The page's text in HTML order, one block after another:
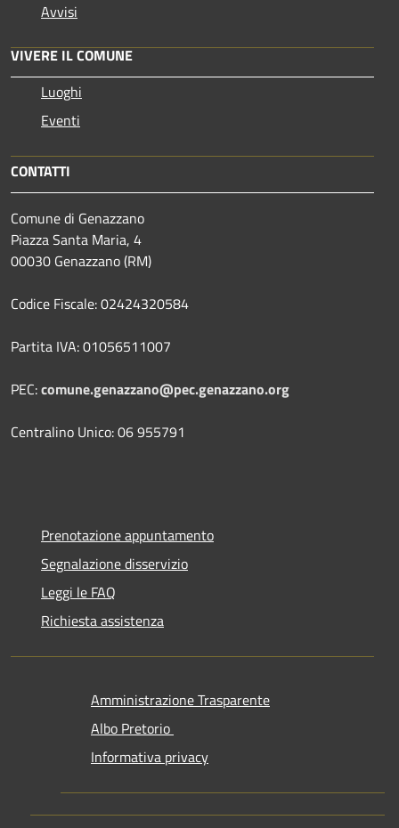
Avvisi
VIVERE IL COMUNE
Luoghi
Eventi
CONTATTI
Comune di Genazzano
Piazza Santa Maria, 4
00030 Genazzano (RM)
Codice Fiscale: 02424320584
Partita IVA: 01056511007
PEC:comune.genazzano@pec.genazzano.org
Centralino Unico: 06 955791
Prenotazione appuntamento
Segnalazione disservizio
Leggi le FAQ
Richiesta assistenza
Amministrazione Trasparente
Albo Pretorio
Informativa privacy